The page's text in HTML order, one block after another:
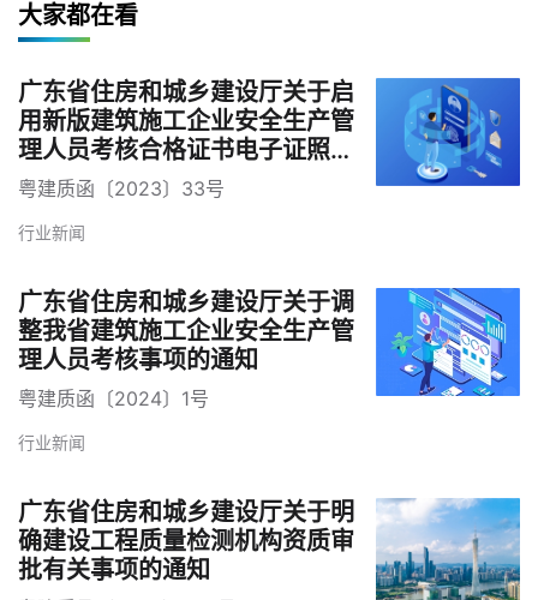
大家都在看
广东省住房和城乡建设厅关于启
用新版建筑施工企业安全生产管
理人员考核合格证书电子证照的
通知
粤建质函〔2023〕33号
行业新闻
广东省住房和城乡建设厅关于调
整我省建筑施工企业安全生产管
理人员考核事项的通知
粤建质函〔2024〕1号
行业新闻
广东省住房和城乡建设厅关于明
确建设工程质量检测机构资质审
批有关事项的通知